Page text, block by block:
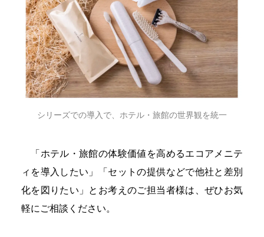
シリーズでの導入で、ホテル・旅館の世界観を統一
「ホテル・旅館の体験価値を高めるエコアメニテ
ィを導入したい」「セットの提供などで他社と差別
化を図りたい」とお考えのご担当者様は、ぜひお気
軽にご相談ください。